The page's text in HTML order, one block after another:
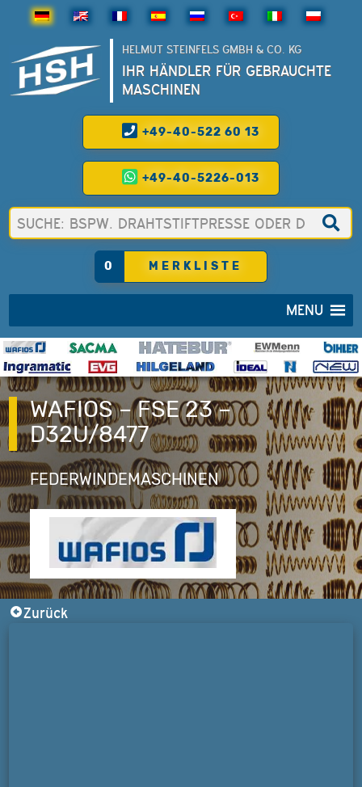
HELMUT STEINFELS GMBH & CO. KG
IHR HÄNDLER FÜR GEBRAUCHTE
MASCHINEN
+49-40-522 60 13
+49-40-5226-013
0 MERKLISTE
MENU
WAFIOS – FSE 23 –
D32U/8477
FEDERWINDEMASCHINEN
Zurück